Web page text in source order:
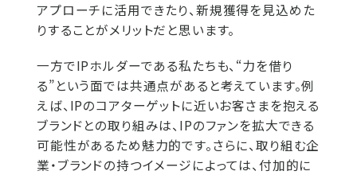
アプローチに活用できたり、新規獲得を見込めた
りすることがメリットだと思います。
一方でIPホルダーである私たちも、“力を借り
る”という面では共通点があると考えています。例
えば、IPのコアターゲットに近いお客さまを抱える
ブランドとの取り組みは、IPのファンを拡大できる
可能性があるため魅力的です。さらに、取り組む企
業・ブランドの持つイメージによっては、付加的に